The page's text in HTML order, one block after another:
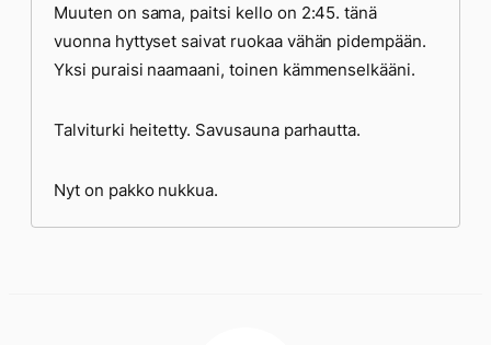
Muuten on sama, paitsi kello on 2:45. tänä
vuonna hyttyset saivat ruokaa vähän pidempään.
Yksi puraisi naamaani, toinen kämmenselkääni.
Talviturki heitetty. Savusauna parhautta.
Nyt on pakko nukkua.